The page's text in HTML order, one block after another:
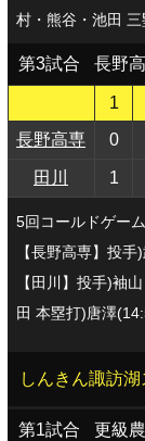
村・熊谷・池田 三
第3試合 長野
1
長野高専
0
田川 1
5回コールドゲーム
【長野高専】投
【田川】投手)袖
田 本塁打)唐澤
しんきん諏訪
第1試合 更級